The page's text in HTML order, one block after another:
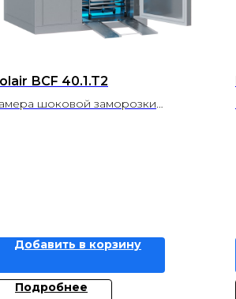
ВСF 40.1.T2
шоковой заморозки
Добавить в корзину
Подробнее